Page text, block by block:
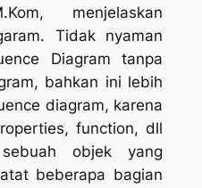
menjelaskan
Tidak nyaman
Diagram tanpa
bahkan ini lebih
diagram, karena
function, dll
objek yang
beberapa bagian